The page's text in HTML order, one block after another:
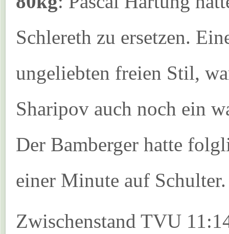
Schlereth zu ersetzen.
ungeliebten freien Stil,
Sharipov auch noch ein
Der Bamberger hatte
einer Minute auf Schulter.
Zwischenstand TVU